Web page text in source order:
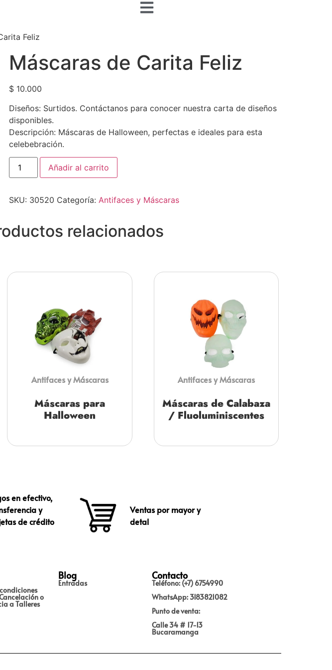
Feliz
Máscaras de Carita Feliz
$10.000
Diseños: Surtidos. Contáctanos para conocer nuestra carta de diseños
disponibles.
Descripción: Máscaras de Halloween, perfectas e ideales para esta
celebebración.
Añadir al carrito
SKU: 30520 Categoría: Antifaces y Máscaras
relacionados
Antifaces y Máscaras
Máscaras para
Halloween
Antifaces y Máscaras
Máscaras de Calabaza
/ Fluoluminiscentes
en efectivo,
y
de crédito
Ventas por mayor y
detal
o
a Talleres
Blog
Entradas
Contacto
Teléfono: (+7) 6754990
WhatsApp: 3183821082
Punto de venta:
Calle 34 # 17-13
Bucaramanga